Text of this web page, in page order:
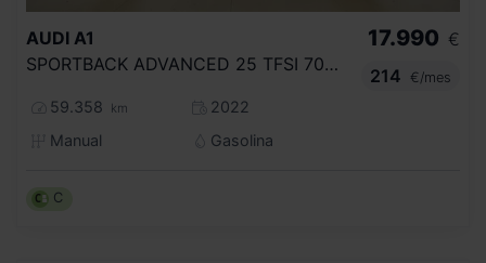
AUDI A1
SPORTBACK ADVANCED 25 TFSI 70KW (95CV)
59.358 km
2022
Manual
Gasolina
17.990 €
214
€/mes
C